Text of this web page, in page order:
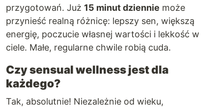
przygotowań. Już 15 minut dziennie może
przynieść realną różnicę: lepszy sen, większą
energię, poczucie własnej wartości i lekkość w
ciele. Małe, regularne chwile robią cuda.
Czy sensual wellness jest dla
każdego?
Tak, absolutnie! Niezależnie od wieku,